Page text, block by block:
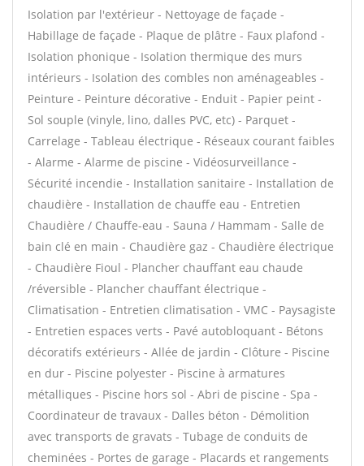
Isolation par l'extérieur - Nettoyage de façade -
Habillage de façade - Plaque de plâtre - Faux plafond -
Isolation phonique - Isolation thermique des murs
intérieurs - Isolation des combles non aménageables -
Peinture - Peinture décorative - Enduit - Papier peint -
Sol souple (vinyle, lino, dalles PVC, etc) - Parquet -
Carrelage - Tableau électrique - Réseaux courant faibles
- Alarme - Alarme de piscine - Vidéosurveillance -
Sécurité incendie - Installation sanitaire - Installation de
chaudière - Installation de chauffe eau - Entretien
Chaudière / Chauffe-eau - Sauna / Hammam - Salle de
bain clé en main - Chaudière gaz - Chaudière électrique
- Chaudière Fioul - Plancher chauffant eau chaude
/réversible - Plancher chauffant électrique -
Climatisation - Entretien climatisation - VMC - Paysagiste
- Entretien espaces verts - Pavé autobloquant - Bétons
décoratifs extérieurs - Allée de jardin - Clôture - Piscine
en dur - Piscine polyester - Piscine à armatures
métalliques - Piscine hors sol - Abri de piscine - Spa -
Coordinateur de travaux - Dalles béton - Démolition
avec transports de gravats - Tubage de conduits de
cheminées - Portes de garage - Placards et rangements